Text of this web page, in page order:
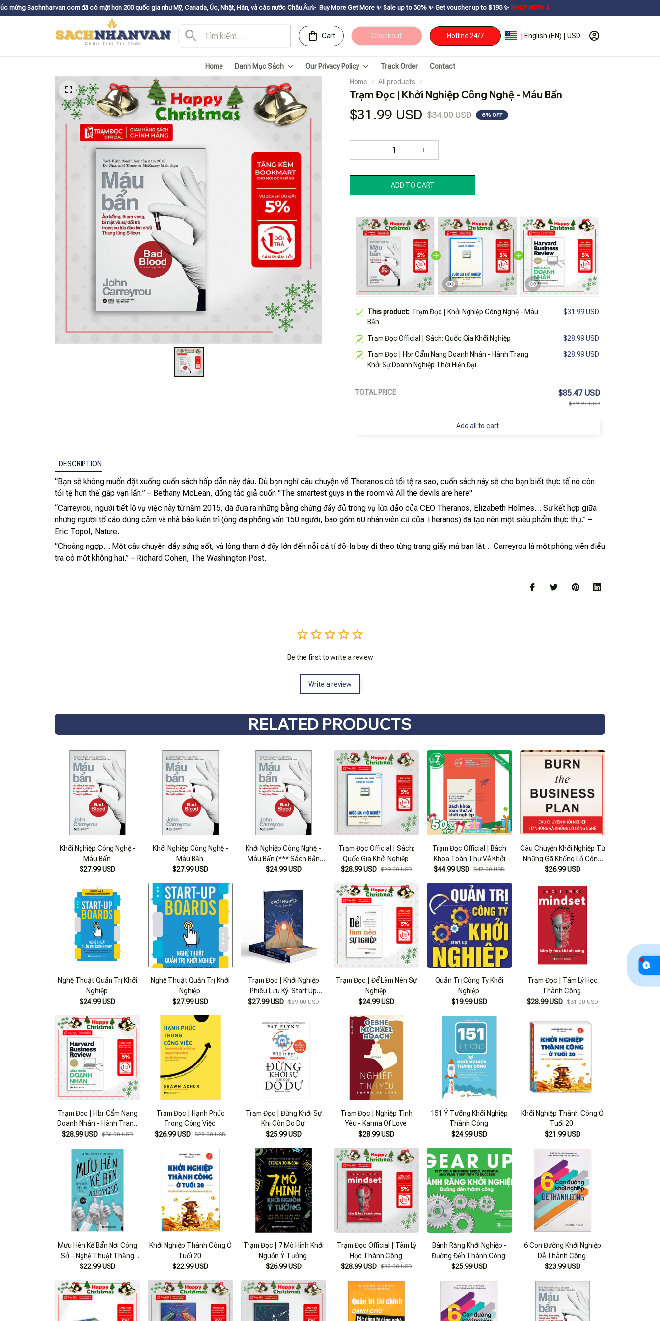
đã có mặt hơn 200 quốc gia như Mỹ, Canada, Úc, Nhật, Hàn, và các nước Châu Âu✨ Buy More Get Moreㅤ ✨ㅤ Sale up to 30% ㅤ✨ㅤ Get voucher up to $195ㅤ ✨ㅤSHOP NOW ⬇
Cart Checkout Hotline 24/7 | English (EN) | USD
Home Danh Mục Sách Our Privacy Policy Track Order
Contact
Home
All products
Trạm Đọc | Khởi Nghiệp Công Nghệ - Máu Bẩn
$31.99 USD $34.00 USD 6% OFF
ADD TO CART
This product: Trạm Đọc | Khởi Nghiệp Công Nghệ - Máu
Bẩn
$31.99 USD
Trạm Đọc Official | Sách: Quốc Gia Khởi Nghiệp $28.99 USD
Trạm Đọc | Hbr Cẩm Nang Doanh Nhân - Hành Trang
Khởi Sự Doanh Nghiệp Thời Hiện Đại
$28.99 USD
TOTAL PRICE $85.47 USD
$89.97 USD
Add all to cart
DESCRIPTION
“Bạn sẽ không muốn đặt xuống cuốn sách hấp dẫn này đâu. Dù bạn nghĩ câu chuyện về Theranos có tồi tệ ra sao, cuốn sách này sẽ cho bạn biết thực tế nó còn
tồi tệ hơn thế gấp vạn lần.” – Bethany McLean, đồng tác giả cuốn "The smartest guys in the room và All the devils are here"
“Carreyrou, người tiết lộ vụ việc này từ năm 2015, đã đưa ra những bằng chứng đầy đủ trong vụ lừa đảo của CEO Theranos, Elizabeth Holmes… Sự kết hợp giữa
những người tố cáo dũng cảm và nhà báo kiên trì (ông đã phỏng vấn 150 người, bao gồm 60 nhân viên cũ của Theranos) đã tạo nên một siêu phẩm thực thụ.” –
Eric Topol, Nature.
“Choáng ngợp… Một câu chuyện đầy sửng sốt, và lòng tham ở đây lớn đến nỗi cả tỉ đô-la bay đi theo từng trang giấy mà bạn lật… Carreyrou là một phóng viên điều
tra có một không hai.” – Richard Cohen, The Washington Post.
Be the first to write a review
Write a review
RELATED PRODUCTS
Khởi Nghiệp Công Nghệ -
Máu Bẩn
$27.99 USD
Khởi Nghiệp Công Nghệ -
Máu Bẩn
$27.99 USD
Khởi Nghiệp Công Nghệ -
Máu Bẩn (*** Sách Bản
Quyền ***)
$24.99 USD
Trạm Đọc Official | Sách:
Quốc Gia Khởi Nghiệp
$28.99 USD $29.00 USD
Trạm Đọc Official | Bách
Khoa Toàn Thư Về Khởi
Nghiệp
$44.99 USD $47.00 USD
Câu Chuyện Khởi Nghiệp Từ
Những Gã Khổng Lồ Công
Nghệ
$26.99 USD
Nghệ Thuật Quản Trị Khởi
Nghiệp
$24.99 USD
Nghệ Thuật Quản Trị Khởi
Nghiệp
$27.99 USD
Trạm Đọc | Khởi Nghiệp
Phiêu Lưu Ký: Start Up
Trước Tuổi 30 (Tạ Minh
$27.99 USD $29.00 USD
Trạm Đọc | Để Làm Nên Sự
Nghiệp
$24.99 USD
Quản Trị Công Ty Khởi
Nghiệp
$19.99 USD
Trạm Đọc | Tâm Lý Học
Thành Công
$28.99 USD $31.00 USD
Trạm Đọc | Hbr Cẩm Nang
Doanh Nhân - Hành Trang
Khởi Sự Doanh Nghiệp Thời
$28.99 USD $30.00 USD
Trạm Đọc | Hạnh Phúc
Trong Công Việc
$26.99 USD
$28.00 USD
Trạm Đọc | Đừng Khởi Sự
Khi Còn Do Dự
$25.99 USD
Trạm Đọc | Nghiệp Tình
Yêu - Karma Of Love
$28.99 USD
151 Ý Tưởng Khởi Nghiệp
Thành Công
$24.99 USD
Khởi Nghiệp Thành Công Ở
Tuổi 20
$21.99 USD
Mưu Hèn Kế Bẩn Nơi Công
Sở – Nghệ Thuật Thăng
Tiến Trong Sự Nghiệp –
$22.99 USD
Khởi Nghiệp Thành Công Ở
Tuổi 20
$22.99 USD
Trạm Đọc | 7 Mô Hình Khởi
Nguồn Ý Tưởng
$26.99 USD
Trạm Đọc Official | Tâm Lý
Học Thành Công
$28.99 USD $32.00 USD
Bánh Răng Khởi Nghiệp -
Đường Đến Thành Công
$25.99 USD
6 Con Đường Khởi Nghiệp
Dễ Thành Công
$23.99 USD